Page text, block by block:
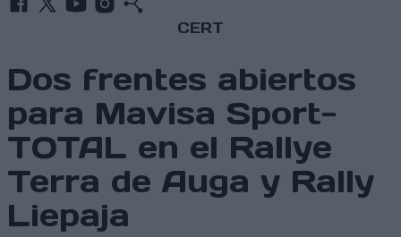
CERT
Dos frentes abiertos
para Mavisa Sport-
TOTAL en el Rallye
Terra de Auga y Rally
Liepaja